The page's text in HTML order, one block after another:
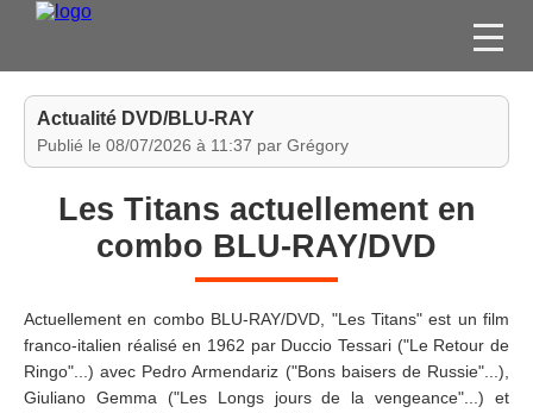
FILMS
JEUX VIDÉO
CONCOURS
ESPACE
MEMBRE
Actualité DVD/BLU-RAY
Publié le 08/07/2026 à 11:37 par Grégory
Les Titans actuellement en
combo BLU-RAY/DVD
Actuellement en combo BLU-RAY/DVD, "Les Titans" est un film
franco-italien réalisé en 1962 par Duccio Tessari ("Le Retour de
Ringo"...) avec Pedro Armendariz ("Bons baisers de Russie"...),
Giuliano Gemma ("Les Longs jours de la vengeance"...) et